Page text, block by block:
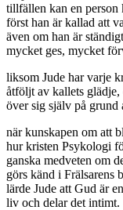
tillfällen kan en person
först han är kallad att
även om han är
mycket ges, mycket
liksom Jude har varje
åtföljt av kallets glädje,
över sig själv på grund
när kunskapen om att
hur kristen Psykologi
ganska medveten om
görs känd i Frälsarens
lärde Jude att Gud är
liv och delar det intimt.